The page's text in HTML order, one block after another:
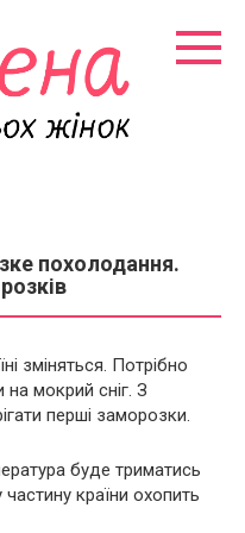
похолодання.
зміняться. Потрібно
на мокрий сніг. З
перші заморозки.
буде триматись
частину країни охопить